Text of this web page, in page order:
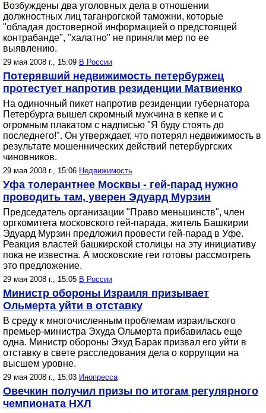
Возбуждены два уголовных дела в отношении
должностных лиц таганрогской таможни, которые
"обладая достоверной информацией о предстоящей
контрабанде", "халатно" не приняли мер по ее
выявлению.
29 мая 2008 г., 15:09 В России
Потерявший недвижимость петербуржец
протестует напротив резиденции Матвиенко
На одиночный пикет напротив резиденции губернатора
Петербурга вышел скромный мужчина в кепке и с
огромным плакатом с надписью "Я буду стоять до
последнего!". Он утверждает, что потерял недвижимость в
результате мошеннических действий петербургских
чиновников.
29 мая 2008 г., 15:06 Недвижимость
Уфа толерантнее Москвы - гей-парад нужно
проводить там, уверен Эдуард Мурзин
Председатель организации "Право меньшинств", член
оргкомитета московского гей-парада, житель Башкирии
Эдуард Мурзин предложил провести гей-парад в Уфе.
Реакция властей башкирской столицы на эту инициативу
пока не известна. А московские геи готовы рассмотреть
это предложение.
29 мая 2008 г., 15:05 В России
Министр обороны Израиля призывает
Ольмерта уйти в отставку
В среду к многочисленным проблемам израильского
премьер-министра Эхуда Ольмерта прибавилась еще
одна. Министр обороны Эхуд Барак призвал его уйти в
отставку в свете расследования дела о коррупции на
высшем уровне.
29 мая 2008 г., 15:03 Инопресса
Овечкин получил призы по итогам регулярного
чемпионата НХЛ